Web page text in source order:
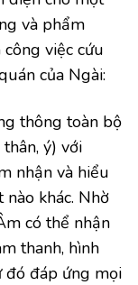
và phẩm
việc cứu
của Ngài:
thông toàn bộ
ý) với
nhận và hiểu
khác. Nhờ
có thể nhận
thanh, hình
đó đáp ứng mọi